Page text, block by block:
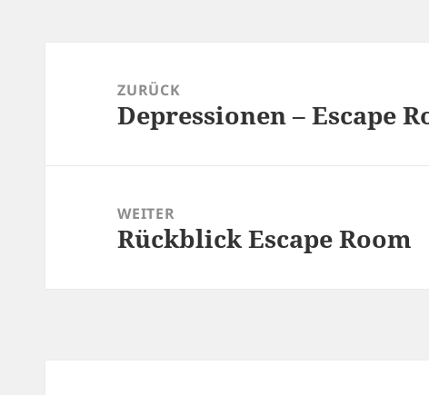
ZURÜCK
Vorheriger
Depressionen – Escape
WEITER
Nächster
Rückblick Escape Room